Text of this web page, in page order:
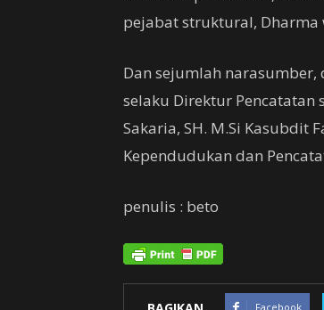
pejabat struktural,
Dan sejumlah
selaku Direktur Pencatatan
Sakaria, SH. M.Si Kasubdit
Kependudukan dan
penulis : beto
Facebook